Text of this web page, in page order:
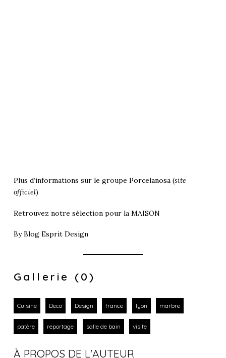
Plus d’informations sur le groupe Porcelanosa(site
officiel)
Retrouvez notre sélection pour la MAISON
ByBlog Esprit Design
Gallerie (0)
Cuisine Deco Design france lyon marbre
patère reportage salle de bain visite
À PROPOS DE L'AUTEUR